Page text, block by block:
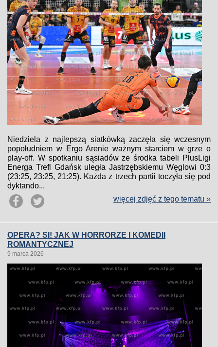
Niedziela z najlepszą siatkówką zaczęła się wczesnym
popołudniem w Ergo Arenie ważnym starciem w grze o
play-off. W spotkaniu sąsiadów ze środka tabeli PlusLigi
Energa Trefl Gdańsk uległa Jastrzębskiemu Węglowi 0:3
(23:25, 23:25, 21:25). Każda z trzech partii toczyła się pod
dyktando...
więcej zdjęć z tego tematu »
OPERA? SI! JAK W HORRORZE I KOMEDII
ROMANTYCZNEJ
9 marca 2026